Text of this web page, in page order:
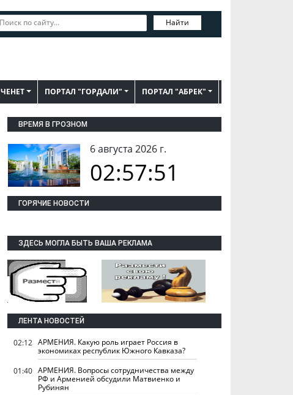
Найти
ЧЕНЕТ ПОРТАЛ "ГОРДАЛИ" ПОРТАЛ "АБРЕК"
ВРЕМЯ В ГРОЗНОМ
6 августа 2026 г.
02:57:52
ГОРЯЧИЕ НОВОСТИ
ЗДЕСЬ МОГЛА БЫТЬ ВАША РЕКЛАМА
ЛЕНТА НОВОСТЕЙ
02:12 АРМЕНИЯ. Какую роль играет Россия в
экономиках республик Южного Кавказа?
01:40 АРМЕНИЯ. Вопросы сотрудничества между
РФ и Арменией обсудили Матвиенко и
Рубинян